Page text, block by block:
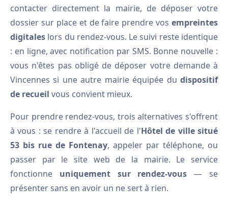
contacter directement la mairie, de déposer votre
dossier sur place et de faire prendre vos empreintes
digitales lors du rendez-vous. Le suivi reste identique
: en ligne, avec notification par SMS. Bonne nouvelle :
vous n'êtes pas obligé de déposer votre demande à
Vincennes si une autre mairie équipée du dispositif
de recueil vous convient mieux.
Pour prendre rendez-vous, trois alternatives s'offrent
à vous : se rendre à l'accueil de l'Hôtel de ville situé
53 bis rue de Fontenay, appeler par téléphone, ou
passer par le site web de la mairie. Le service
fonctionne uniquement sur rendez-vous — se
présenter sans en avoir un ne sert à rien.